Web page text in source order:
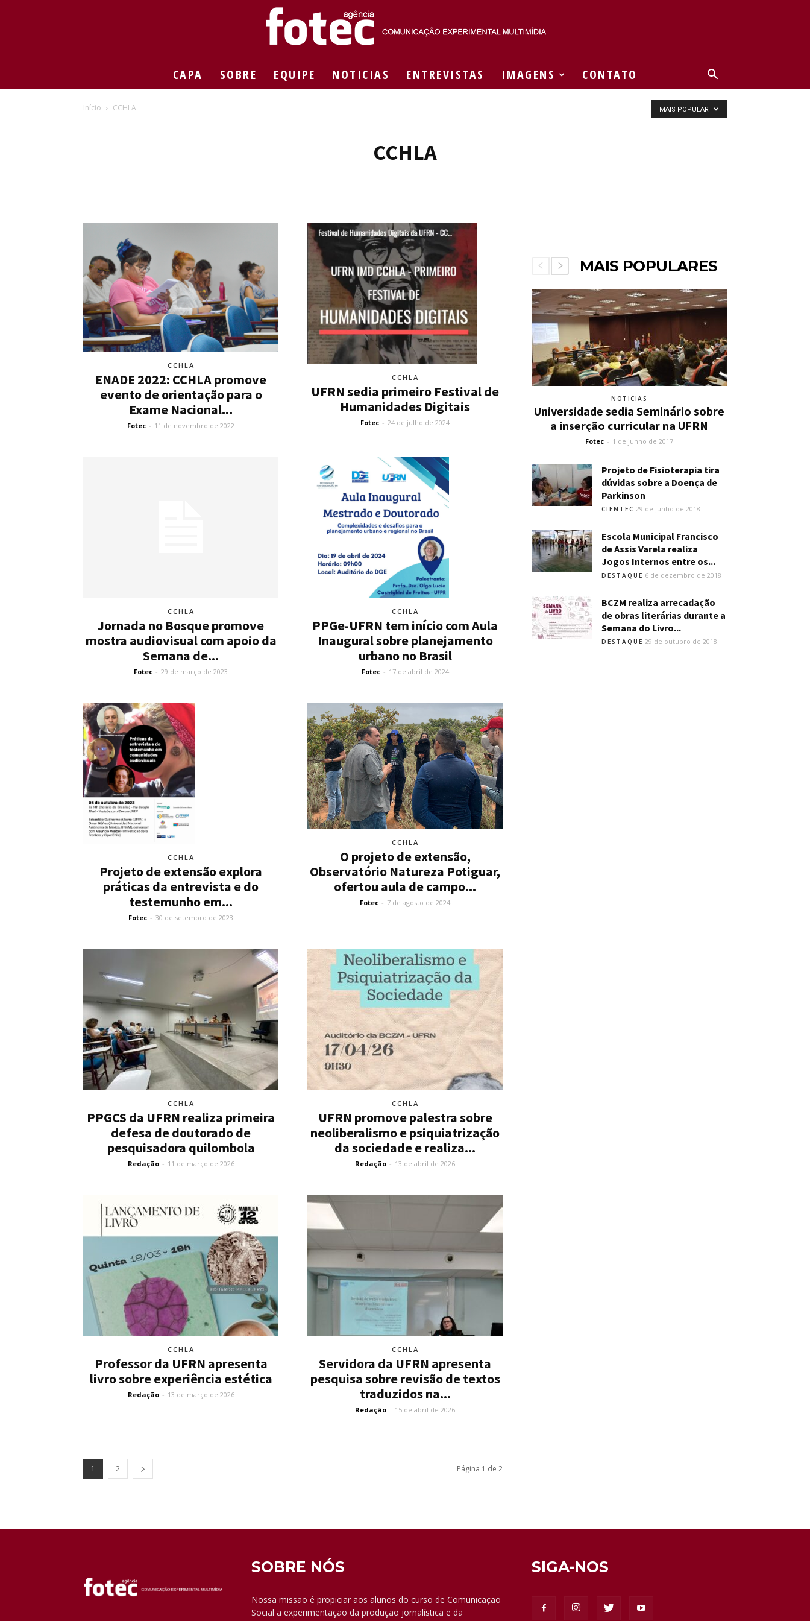
CAPA SOBRE EQUIPE NOTICIAS ENTREVISTAS IMAGENS CONTATO
Início CCHLA
CCHLA
MAIS POPULAR
CCHLA
ENADE 2022: CCHLA promove
evento de orientação para o
Exame Nacional...
Fotec - 11 de novembro de 2022
CCHLA
UFRN sedia primeiro Festival de
Humanidades Digitais
Fotec - 24 de julho de 2024
CCHLA
Jornada no Bosque promove
mostra audiovisual com apoio da
Semana de...
Fotec - 29 de março de 2023
CCHLA
PPGe-UFRN tem início com Aula
Inaugural sobre planejamento
urbano no Brasil
Fotec - 17 de abril de 2024
CCHLA
Projeto de extensão explora
práticas da entrevista e do
testemunho em...
Fotec - 30 de setembro de 2023
CCHLA
O projeto de extensão,
Observatório Natureza Potiguar,
ofertou aula de campo...
Fotec - 7 de agosto de 2024
CCHLA
PPGCS da UFRN realiza primeira
defesa de doutorado de
pesquisadora quilombola
Redação - 11 de março de 2026
CCHLA
UFRN promove palestra sobre
neoliberalismo e psiquiatrização
da sociedade e realiza...
Redação - 13 de abril de 2026
CCHLA
Professor da UFRN apresenta
livro sobre experiência estética
Redação - 13 de março de 2026
CCHLA
Servidora da UFRN apresenta
pesquisa sobre revisão de textos
traduzidos na...
Redação - 15 de abril de 2026
1 2 Página 1 de 2
MAIS POPULARES
NOTICIAS
Universidade sedia Seminário sobre
a inserção curricular na UFRN
Fotec - 1 de junho de 2017
Projeto de Fisioterapia tira
dúvidas sobre a Doença de
Parkinson
CIENTEC 29 de junho de 2018
Escola Municipal Francisco
de Assis Varela realiza
Jogos Internos entre os...
DESTAQUE 6 de dezembro de 2018
BCZM realiza arrecadação
de obras literárias durante a
Semana do Livro...
DESTAQUE 29 de outubro de 2018
SOBRE NÓS
Nossa missão é propiciar aos alunos do curso de Comunicação
Social a experimentação da produção jornalística e da
SIGA-NOS